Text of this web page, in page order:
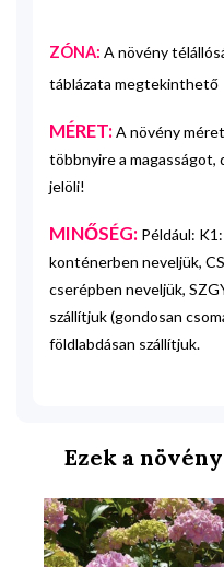
ZÓNA: A növény
táblázata megtekinthető
MÉRET:A növény
többnyire a
jelöli!
MINŐSÉG: Például:
konténerben neveljük,
cserépben neveljük,
szállítjuk (gondosan
földlabdásan szállítjuk.
Ezek a